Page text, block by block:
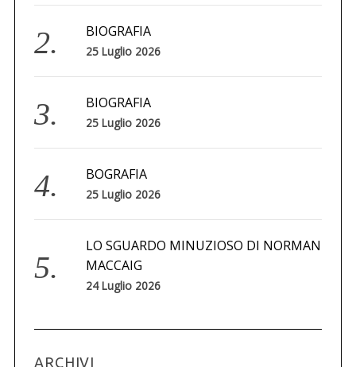
BIOGRAFIA
25 Luglio 2026
BIOGRAFIA
25 Luglio 2026
BOGRAFIA
25 Luglio 2026
LO SGUARDO MINUZIOSO DI NORMAN
MACCAIG
24 Luglio 2026
ARCHIVI